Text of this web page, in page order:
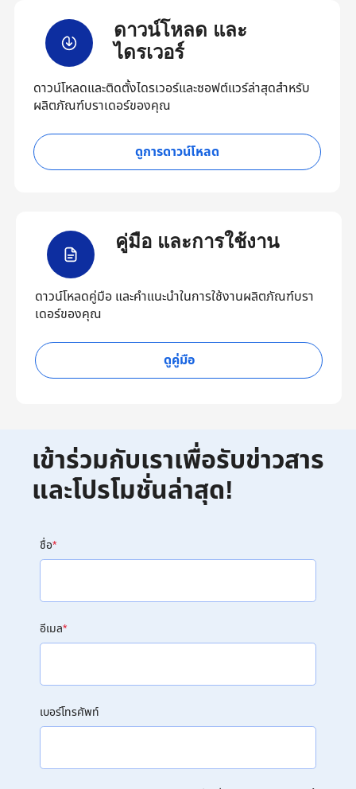
ดาวน์โหลด และ
ไดรเวอร์
ดาวน์โหลดและติดตั้งไดรเวอร์และซอฟต์แวร์ล่าสุดสำหรับ
ผลิตภัณฑ์บราเดอร์ของคุณ
ดูการดาวน์โหลด
คู่มือ และการใช้งาน
ดาวน์โหลดคู่มือ และคำแนะนำในการใช้งานผลิตภัณฑ์บรา
เดอร์ของคุณ
ดูคู่มือ
เข้าร่วมกับเราเพื่อรับข่าวสาร
และโปรโมชั่นล่าสุด!
ชื่อ*
อีเมล*
เบอร์โทรศัพท์